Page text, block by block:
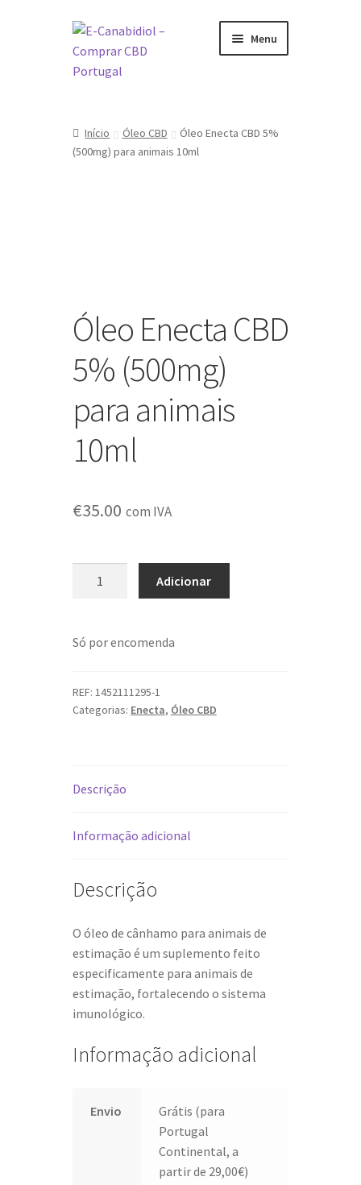
Ir
para
a
Saltar
para
o
Menu
O que é CBD
Início Óleo CBD
Óleo Enecta CBD 5%
(500mg) para animais 10ml
Óleo Enecta CBD
5% (500mg)
para animais
10ml
€35.00 com IVA
CBD
(500mg)
para
Adicionar
Só por encomenda
REF: 1452111295-1
Categorias: Enecta, Óleo CBD
Descrição
Informação adicional
Descrição
O óleo de cânhamo para animais de
estimação é um suplemento feito
especificamente para animais de
estimação, fortalecendo o sistema
imunológico.
Informação adicional
Envio
Grátis (para
Portugal
Continental, a
partir de 29,00€)